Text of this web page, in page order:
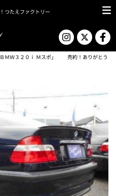
つたえファクトリー
ＢＭＷ３２０ｉ Ｍスポ」 売約！ありがとう